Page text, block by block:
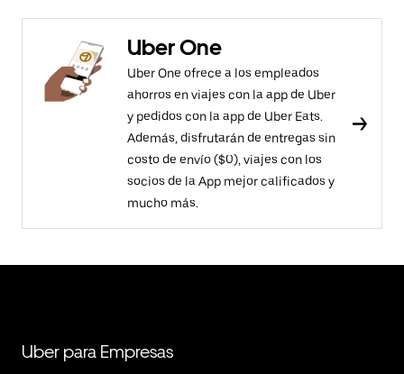
Uber One
Uber One ofrece a los empleados
ahorros en viajes con la app de Uber
y pedidos con la app de Uber Eats.
Además, disfrutarán de entregas sin
costo de envío ($0), viajes con los
socios de la App mejor calificados y
mucho más.
Uber para Empresas